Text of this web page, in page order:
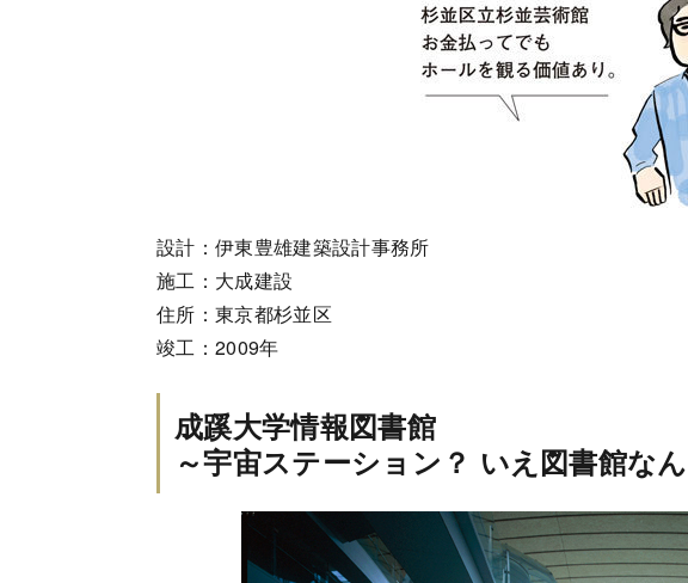
設計：伊東豊雄建築設計事務所
施工：大成建設
住所：東京都杉並区
竣工：2009年
成蹊大学情報図書館
～宇宙ステーション？ いえ図書館な